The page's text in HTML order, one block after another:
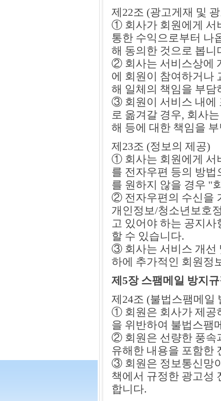
제22조 (광고게재 및
① 회사가 회원에게 서
통한 수익으로부터 나
해 동의한 것으로 봅니
② 회사는 서비스상에
에 회원이 참여하거나
해 일체의 책임을 부담
③ 회원이 서비스 내에
로 옮겨갈 경우, 회사
해 등에 대한 책임을
제23조 (정보의 제공)
① 회사는 회원에게 서
를 전자우편 등의 방
를 원하지 않을 경우 "
② 전자우편의 수신을
개인정보/청소년보호
고 있어야 하는 공지
할 수 있습니다.
③ 회사는 서비스 개선
하에 추가적인 회원정
제5장 스팸메일 방지
제24조 (불법스팸메일
① 회원은 회사가 제공
을 위반하여 불법스팸
② 회원은 선량한 풍속
유해한 내용을 포함한
③ 회원은 정보통신망
책에서 규정한 광고성
합니다.